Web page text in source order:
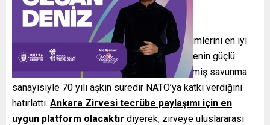
Zirvesi’nin Önemi
Erdoğan, Türkiye’nin yeni dönemin gereksinimlerini en iyi
anlayan ülkelerden biri olduğunu belirtti. Ülkenin güçlü
ordusu, modern askeri kabiliyetleri ve gelişmiş savunma
sanayisiyle 70 yılı aşkın süredir NATO’ya katkı verdiğini
hatırlattı. Ankara Zirvesi tecrübe paylaşımı için en
uygun platform olacaktır diyerek, zirveye uluslararası